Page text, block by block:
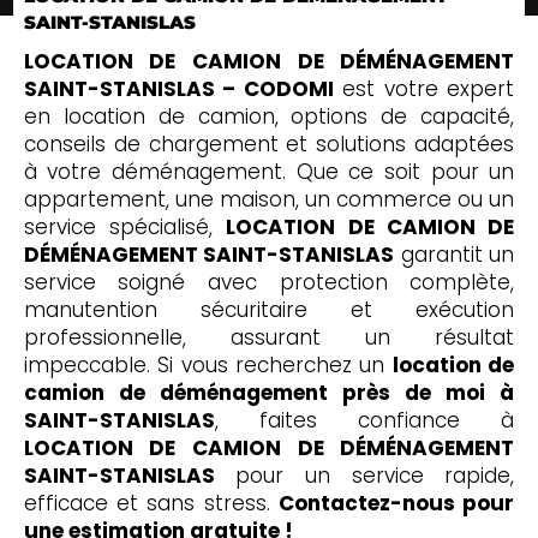
SAINT-STANISLAS
LOCATION DE CAMION DE DÉMÉNAGEMENT
SAINT-STANISLAS – CODOMI est votre expert
en location de camion, options de capacité,
conseils de chargement et solutions adaptées
à votre déménagement. Que ce soit pour un
appartement, une maison, un commerce ou un
service spécialisé, LOCATION DE CAMION DE
DÉMÉNAGEMENT SAINT-STANISLAS garantit un
service soigné avec protection complète,
manutention sécuritaire et exécution
professionnelle, assurant un résultat
impeccable. Si vous recherchez un location de
camion de déménagement près de moi à
SAINT-STANISLAS, faites confiance à
LOCATION DE CAMION DE DÉMÉNAGEMENT
SAINT-STANISLAS pour un service rapide,
efficace et sans stress. Contactez-nous pour
une estimation gratuite !